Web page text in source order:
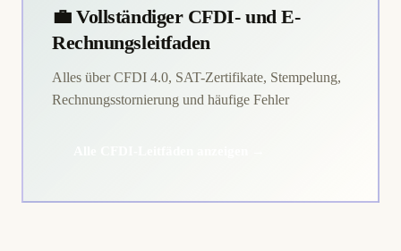
💼 Vollständiger CFDI- und E-
Rechnungsleitfaden
Alles über CFDI 4.0, SAT-Zertifikate, Stempelung,
Rechnungsstornierung und häufige Fehler